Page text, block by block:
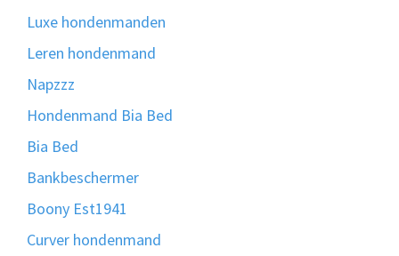
Luxe hondenmanden
Leren hondenmand
Napzzz
Hondenmand Bia Bed
Bia Bed
Bankbeschermer
Boony Est1941
Curver hondenmand